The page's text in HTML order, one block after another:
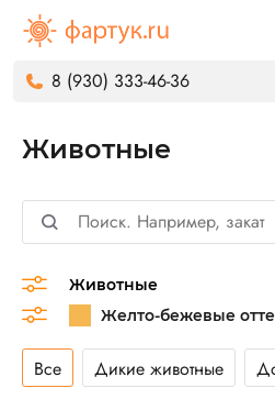
8 (930) 333-46-36
Животные
Животные
Все Дикие животные